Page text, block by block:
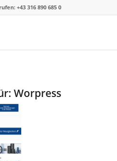
+43 316 890 685 0
Worpress